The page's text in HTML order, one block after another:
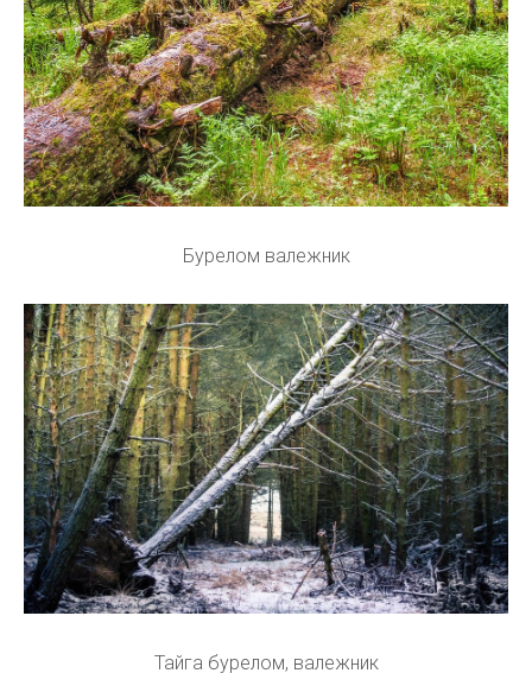
Бурелом валежник
Тайга бурелом, валежник